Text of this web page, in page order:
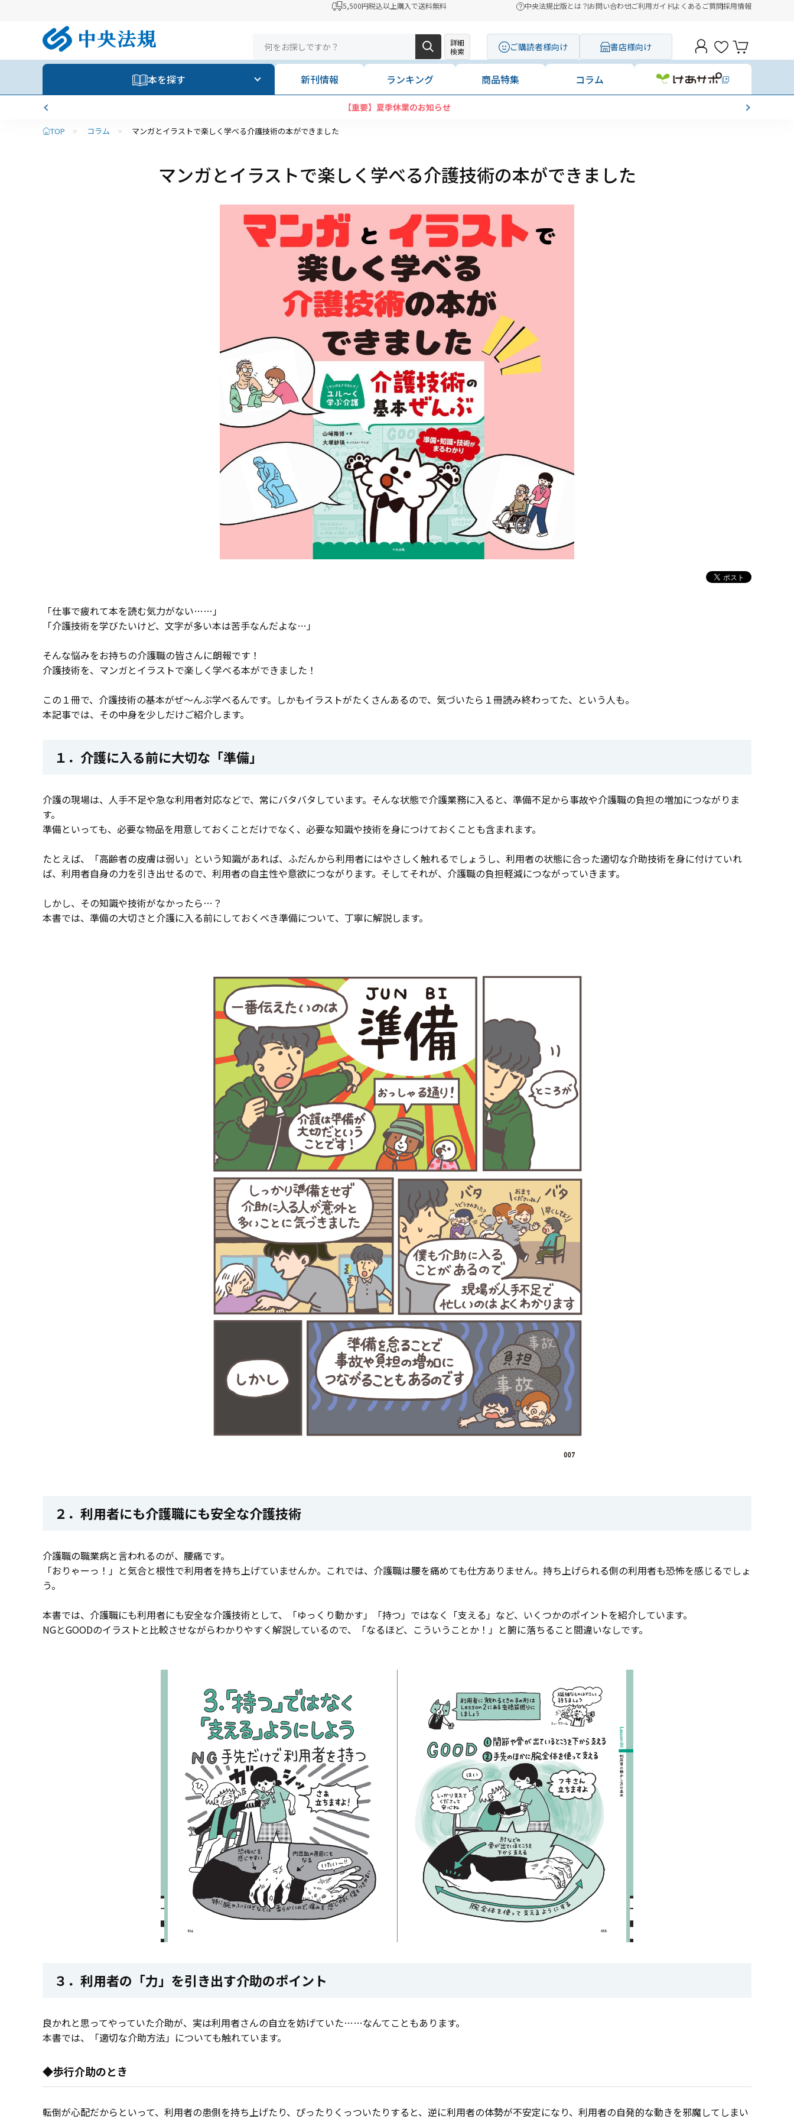
5,500円税込以上購入で送料無料 中央法規出版とは？お問い合わせご利用ガイドよくあるご質問採用情報
詳細
検索
ご購読者様向け 書店様向け
本を探す 新刊情報 ランキング 商品特集 コラム
【重要】夏季休業のお知らせ
TOP > コラム > マンガとイラストで楽しく学べる介護技術の本ができました
マンガとイラストで楽しく学べる介護技術の本ができました
「仕事で疲れて本を読む気力がない……」
「介護技術を学びたいけど、文字が多い本は苦手なんだよな…」
そんな悩みをお持ちの介護職の皆さんに朗報です！
介護技術を、マンガとイラストで楽しく学べる本ができました！
この１冊で、介護技術の基本がぜ～んぶ学べるんです。しかもイラストがたくさんあるので、気づいたら１冊読み終わってた、という人も。
本記事では、その中身を少しだけご紹介します。
１．介護に入る前に大切な「準備」
介護の現場は、人手不足や急な利用者対応などで、常にバタバタしています。そんな状態で介護業務に入ると、準備不足から事故や介護職の負担の増加につながりま
す。
準備といっても、必要な物品を用意しておくことだけでなく、必要な知識や技術を身につけておくことも含まれます。
たとえば、「高齢者の皮膚は弱い」という知識があれば、ふだんから利用者にはやさしく触れるでしょうし、利用者の状態に合った適切な介助技術を身に付けていれ
ば、利用者自身の力を引き出せるので、利用者の自主性や意欲につながります。そしてそれが、介護職の負担軽減につながっていきます。
しかし、その知識や技術がなかったら…？
本書では、準備の大切さと介護に入る前にしておくべき準備について、丁寧に解説します。
２．利用者にも介護職にも安全な介護技術
介護職の職業病と言われるのが、腰痛です。
「おりゃーっ！」と気合と根性で利用者を持ち上げていませんか。これでは、介護職は腰を痛めても仕方ありません。持ち上げられる側の利用者も恐怖を感じるでしょ
う。
本書では、介護職にも利用者にも安全な介護技術として、「ゆっくり動かす」「持つ」ではなく「支える」など、いくつかのポイントを紹介しています。
NGとGOODのイラストと比較させながらわかりやすく解説しているので、「なるほど、こういうことか！」と腑に落ちること間違いなしです。
３．利用者の「力」を引き出す介助のポイント
良かれと思ってやっていた介助が、実は利用者さんの自立を妨げていた……なんてこともあります。
本書では、「適切な介助方法」についても触れています。
◆歩行介助のとき
転倒が心配だからといって、利用者の患側を持ち上げたり、ぴったりくっついたりすると、逆に利用者の体勢が不安定になり、利用者の自発的な動きを邪魔してしまい